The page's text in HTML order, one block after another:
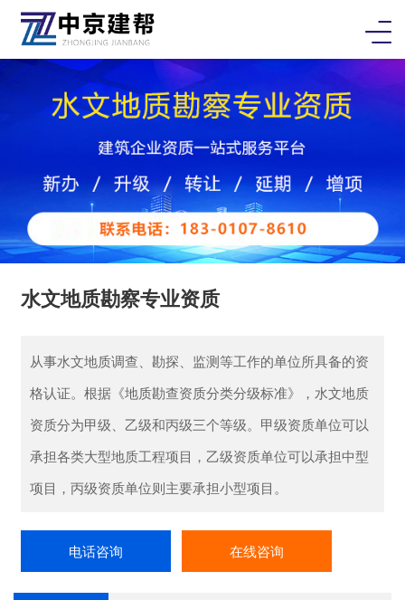
水文地质勘察专业资质
从事水文地质调查、勘探、监测等工作的单位所具备的资
格认证。根据《‌地质勘查资质分类分级标准》，水文地质
资质分为‌甲级、‌乙级和‌丙级三个等级。甲级资质单位可以
承担各类大型地质工程项目，乙级资质单位可以承担中型
项目，丙级资质单位则主要承担小型项目。
电话咨询 在线咨询